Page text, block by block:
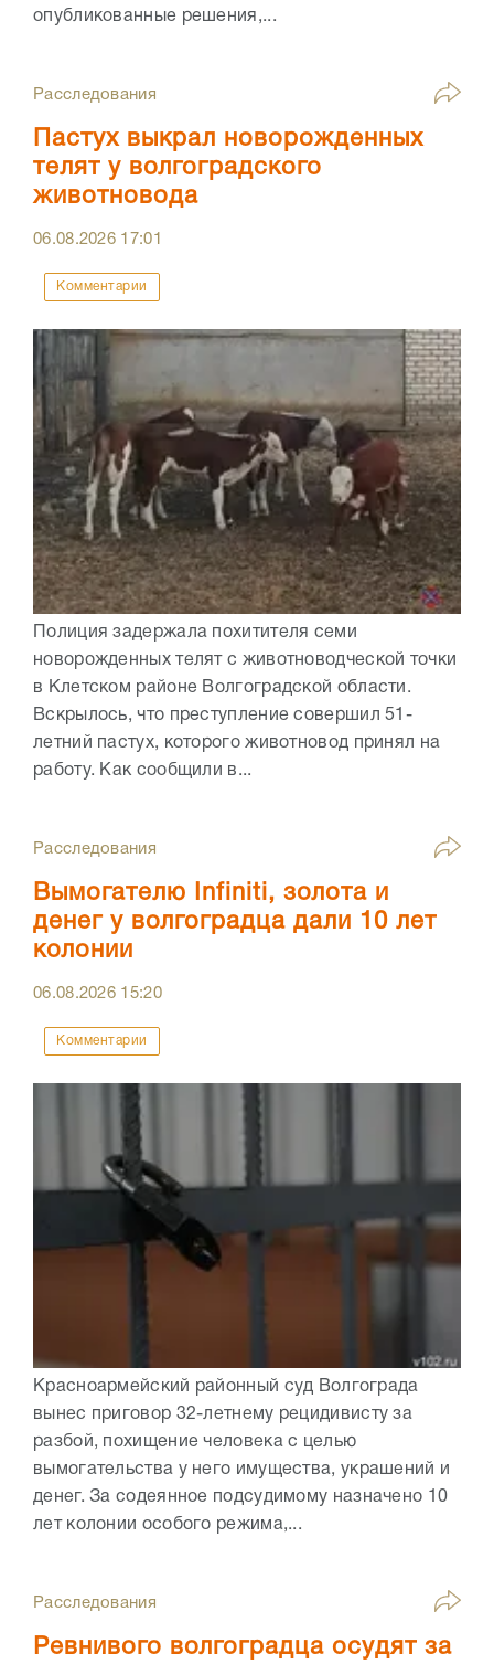
опубликованные решения,...
Расследования
Пастух выкрал новорожденных
телят у волгоградского
животновода
06.08.2026 17:01
Комментарии
Полиция задержала похитителя семи
новорожденных телят с животноводческой точки
в Клетском районе Волгоградской области.
Вскрылось, что преступление совершил 51-
летний пастух, которого животновод принял на
работу. Как сообщили в...
Расследования
Вымогателю Infiniti, золота и
денег у волгоградца дали 10 лет
колонии
06.08.2026 15:20
Комментарии
Красноармейский районный суд Волгограда
вынес приговор 32-летнему рецидивисту за
разбой, похищение человека с целью
вымогательства у него имущества, украшений и
денег. За содеянное подсудимому назначено 10
лет колонии особого режима,...
Расследования
Ревнивого волгоградца осудят за